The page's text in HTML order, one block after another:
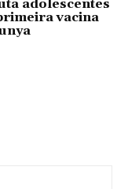
adolescentes
vacina